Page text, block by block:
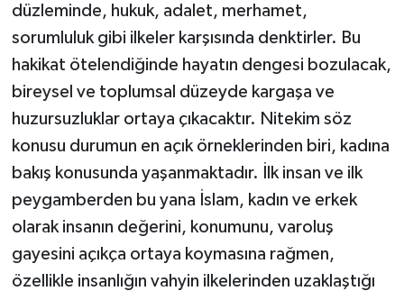
düzleminde, hukuk, adalet, merhamet,
sorumluluk gibi ilkeler karşısında denktirler. Bu
hakikat ötelendiğinde hayatın dengesi bozulacak,
bireysel ve toplumsal düzeyde kargaşa ve
huzursuzluklar ortaya çıkacaktır. Nitekim söz
konusu durumun en açık örneklerinden biri, kadına
bakış konusunda yaşanmaktadır. İlk insan ve ilk
peygamberden bu yana İslam, kadın ve erkek
olarak insanın değerini, konumunu, varoluş
gayesini açıkça ortaya koymasına rağmen,
özellikle insanlığın vahyin ilkelerinden uzaklaştığı
Çanakkale Müftülüğü
Çankırı Müftülüğü
Çorum Müftülüğü
Denizli Müftülüğü
Diyarbakır Müftülüğü
Düzce Müftülüğü
Podcast
Bilim, Teknoloji
Diyanet TV
İhtida Haberleri
YAŞAM